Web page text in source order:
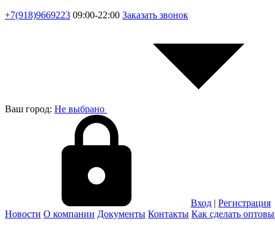
+7(918)9669223 09:00-22:00 Заказать звонок
Ваш город: Не выбрано
Вход | Регистрация
Новости О компании Документы Контакты Как сделать